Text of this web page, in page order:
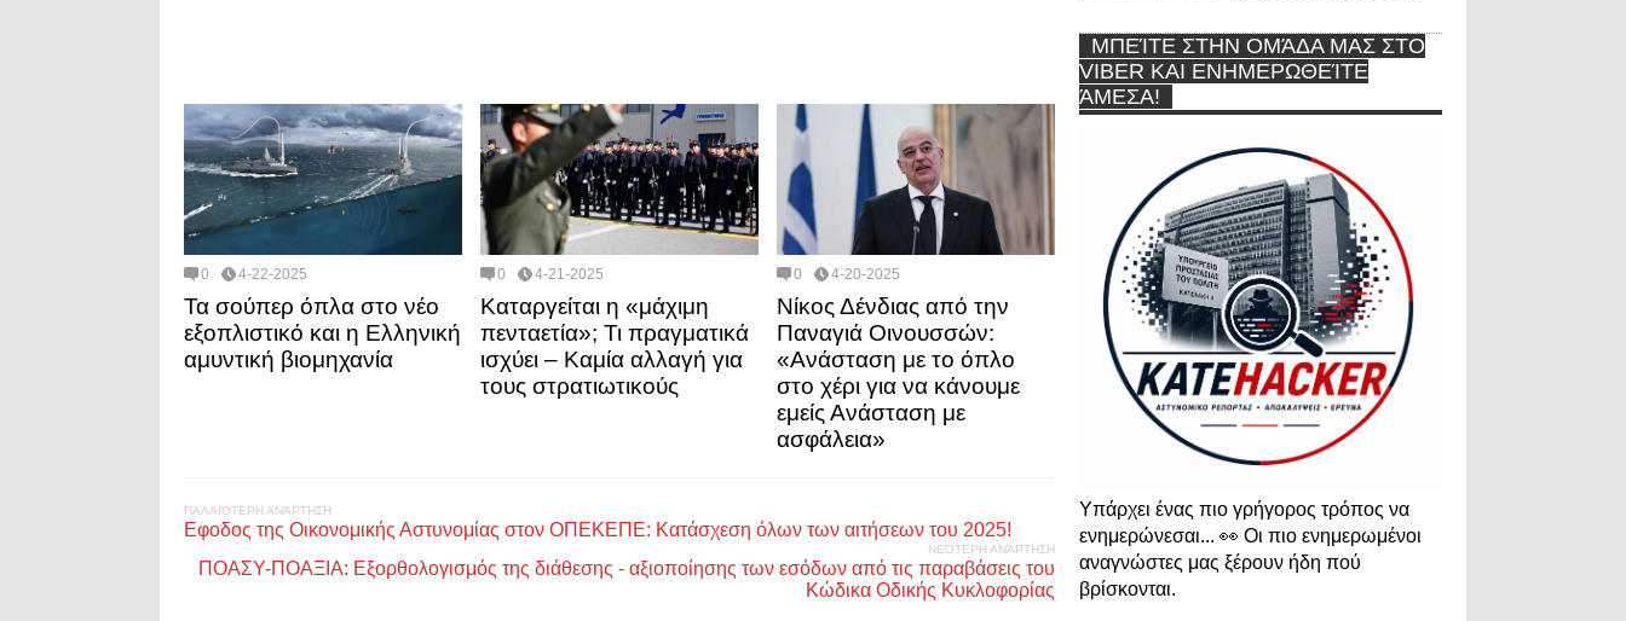
0 4-22-2025
Τα σούπερ όπλα στο νέο
εξοπλιστικό και η Ελληνική
αμυντική βιομηχανία
0 4-21-2025
Καταργείται η «μάχιμη
πενταετία»; Τι πραγματικά
ισχύει – Καμία αλλαγή για
τους στρατιωτικούς
0 4-20-2025
Νίκος Δένδιας από την
Παναγιά Οινουσσών:
«Ανάσταση με το όπλο
στο χέρι για να κάνουμε
εμείς Ανάσταση με
ασφάλεια»
ΠΑΛΑΙΌΤΕΡΗ ΑΝΆΡΤΗΣΗ
Εφοδος της Οικονομικής Αστυνομίας στον ΟΠΕΚΕΠΕ: Κατάσχεση όλων των αιτήσεων του 2025!
ΝΕΌΤΕΡΗ ΑΝΆΡΤΗΣΗ
ΠΟΑΣΥ-ΠΟΑΞΙΑ: Εξορθολογισμός της διάθεσης - αξιοποίησης των εσόδων από τις παραβάσεις του
Κώδικα Οδικής Κυκλοφορίας
ΜΠΕΊΤΕ ΣΤΗΝ ΟΜΆΔΑ ΜΑΣ ΣΤΟ
VIBER ΚΑΙ ΕΝΗΜΕΡΩΘΕΊΤΕ
ΆΜΕΣΑ!
Υπάρχει ένας πιο γρήγορος τρόπος να
ενημερώνεσαι... 👀 Οι πιο ενημερωμένοι
αναγνώστες μας ξέρουν ήδη πού
βρίσκονται.